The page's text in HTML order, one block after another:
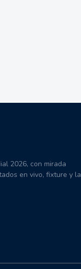
2026, con mirada
en vivo, fixture y la